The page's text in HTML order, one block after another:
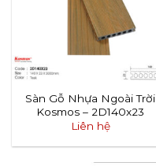
Sàn Gỗ Nhựa Ngoài Trời
Kosmos – 2D140x23
Liên hệ